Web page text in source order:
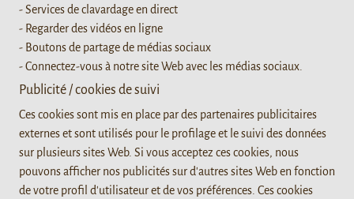
- Services de clavardage en direct
- Regarder des vidéos en ligne
- Boutons de partage de médias sociaux
- Connectez-vous à notre site Web avec les médias sociaux.
Publicité / cookies de suivi
Ces cookies sont mis en place par des partenaires publicitaires
externes et sont utilisés pour le profilage et le suivi des données
sur plusieurs sites Web. Si vous acceptez ces cookies, nous
pouvons afficher nos publicités sur d'autres sites Web en fonction
de votre profil d'utilisateur et de vos préférences. Ces cookies